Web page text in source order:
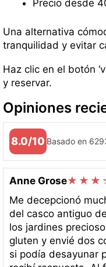
Precio desde
Una alternativa
tranquilidad y evitar
Haz clic en el botón
y reservar.
Opiniones
8.0/10 Basado en
Anne Grose
Me decepcionó
del casco antiguo
los jardines
gluten y envié dos
si podía desayunar